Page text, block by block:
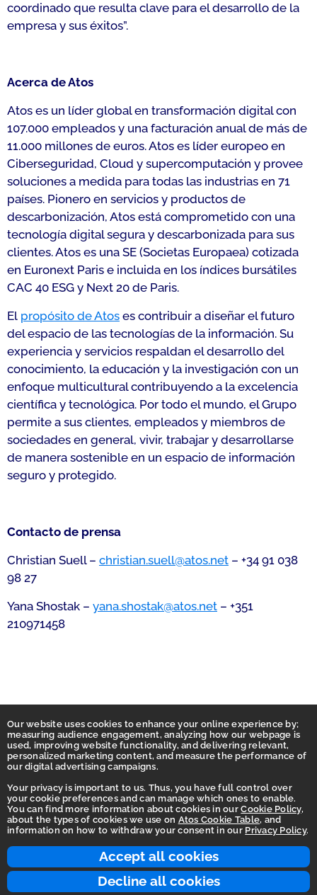
Accept all cookies
Decline all cookies
Our website uses cookies to enhance your online experience by;
measuring audience engagement, analyzing how our webpage is
used, improving website functionality, and delivering relevant,
personalized marketing content, and measure the performance of
our digital advertising campaigns.
Your privacy is important to us. Thus, you have full control over
your cookie preferences and can manage which ones to enable.
You can find more information about cookies in ourCookie Policy,
about the types of cookies we use on Atos Cookie Table, and
information on how to withdraw your consent in our Privacy Policy.
coordinado que resulta clave para el desarrollo de la
empresa y sus éxitos”.
Acerca de Atos
Atos es un líder global en transformación digital con
107.000 empleados y una facturación anual de más de
11.000 millones de euros. Atos es líder europeo en
Ciberseguridad, Cloud y supercomputación y provee
soluciones a medida para todas las industrias en 71
países. Pionero en servicios y productos de
descarbonización, Atos está comprometido con una
tecnología digital segura y descarbonizada para sus
clientes. Atos es una SE (Societas Europaea) cotizada
en Euronext Paris e incluida en los índices bursátiles
CAC 40 ESG y Next 20 de Paris.
El propósito de Atos es contribuir a diseñar el futuro
del espacio de las tecnologías de la información. Su
experiencia y servicios respaldan el desarrollo del
conocimiento, la educación y la investigación con un
enfoque multicultural contribuyendo a la excelencia
científica y tecnológica. Por todo el mundo, el Grupo
permite a sus clientes, empleados y miembros de
sociedades en general, vivir, trabajar y desarrollarse
de manera sostenible en un espacio de información
seguro y protegido.
Contacto de prensa
Christian Suell – christian.suell@atos.net – +34 91 038
98 27
Yana Shostak – yana.shostak@atos.net – +351
210971458
Homepage
Accessibility Statement
Terms of use
Integrity Line
Privacy